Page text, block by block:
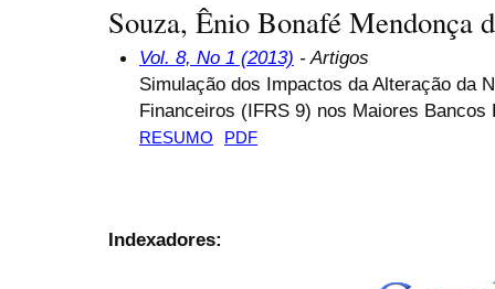
Souza, Ênio Bonafé Mendonça
Vol. 8, No 1 (2013) - Artigos
Simulação dos Impactos da Alteração da
Financeiros (IFRS 9) nos Maiores Bancos
RESUMO PDF
Indexadores: